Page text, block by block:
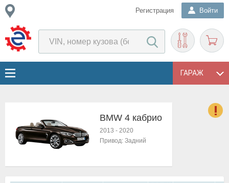
Регистрация Войти
ГАРАЖ
BMW 4 кабрио
2013 - 2020
Привод: Задний